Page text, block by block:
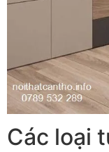
Các loại